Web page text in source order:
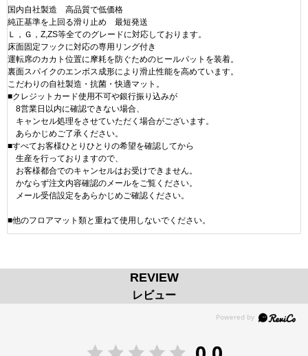
国内自社製造 高品質で低価格
純正基準を上回る滑り止め 最短発送
Ｌ，Ｇ，Z,ZS等全てのグレードに対応しております。
床面固定フックに対応の専用リング付き
運転席のカカト位置に摩耗を防ぐためのヒールパットを装着。
裏面スパイクのエンボス成形により滑止性能を高めています。
こだわりの自社製造・抗菌・快適マット。
■クレジットカード使用不可や銀行振り込みが
8営業日以内に確認できない場合、
キャンセル処理をさせていただく場合がございます。
あらかじめご了承ください。
■すべてお客様ひとりひとりの希望を確認してから
生産を行っておりますので、
お客様都合でのキャンセルはお受けできません。
かならず注文内容確認のメールをご覧ください。
メール受信設定をあらかじめご確認ください。
■他のフロアマット類と重ねて使用しないでください。
REVIEW
レビュー